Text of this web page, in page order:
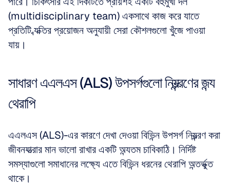
(multidisciplinary team) একসাথে কাজ করে যাতে
প্রতিটি ব্যক্তির প্রয়োজন অনুযায়ী সেরা কৌশলগুলো খুঁজে পাওয়া
যায়।
সাধারণ এএলএস (ALS) উপসর্গগুলো নিয়ন্ত্রণের জন্য
থেরাপি
এএলএস (ALS)-এর কারণে দেখা দেওয়া বিভিন্ন উপসর্গ নিয়ন্ত্রণ করা
জীবনযাত্রার মান ভালো রাখার একটি অন্যতম চাবিকাঠি। নির্দিষ্ট
সমস্যাগুলো সমাধানের লক্ষ্যে এতে বিভিন্ন ধরনের থেরাপি অন্তর্ভুক্ত
থাকে।